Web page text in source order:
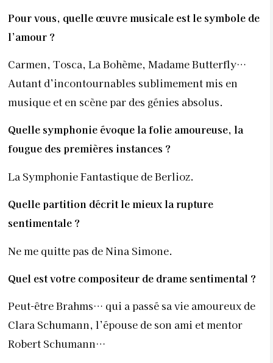
Pour vous, quelle œuvre musicale est le symbole de
l’amour ?
Carmen, Tosca, La Bohème, Madame Butterfly…
Autant d’incontournables sublimement mis en
musique et en scène par des génies absolus.
Quelle symphonie évoque la folie amoureuse, la
fougue des premières instances ?
La Symphonie Fantastique de Berlioz.
Quelle partition décrit le mieux la rupture
sentimentale ?
Ne me quitte pas de Nina Simone.
Quel est votre compositeur de drame sentimental ?
Peut-être Brahms… qui a passé sa vie amoureux de
Clara Schumann, l’épouse de son ami et mentor
Robert Schumann…